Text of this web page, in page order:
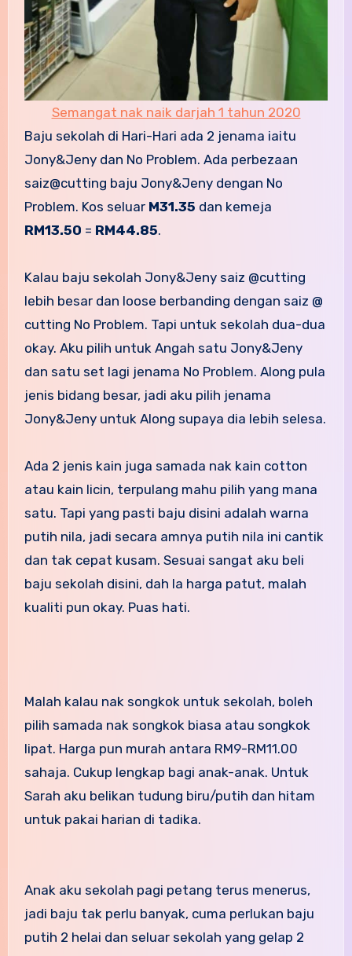
Semangat nak naik darjah 1 tahun 2020
Baju sekolah di Hari-Hari ada 2 jenama iaitu
Jony&Jeny dan No Problem. Ada perbezaan
saiz@cutting baju Jony&Jeny dengan No
Problem. Kos seluar M31.35 dan kemeja
RM13.50 = RM44.85.
Kalau baju sekolah Jony&Jeny saiz @cutting
lebih besar dan loose berbanding dengan saiz @
cutting No Problem. Tapi untuk sekolah dua-dua
okay. Aku pilih untuk Angah satu Jony&Jeny
dan satu set lagi jenama No Problem. Along pula
jenis bidang besar, jadi aku pilih jenama
Jony&Jeny untuk Along supaya dia lebih selesa.
Ada 2 jenis kain juga samada nak kain cotton
atau kain licin, terpulang mahu pilih yang mana
satu. Tapi yang pasti baju disini adalah warna
putih nila, jadi secara amnya putih nila ini cantik
dan tak cepat kusam. Sesuai sangat aku beli
baju sekolah disini, dah la harga patut, malah
kualiti pun okay. Puas hati.
Malah kalau nak songkok untuk sekolah, boleh
pilih samada nak songkok biasa atau songkok
lipat. Harga pun murah antara RM9-RM11.00
sahaja. Cukup lengkap bagi anak-anak. Untuk
Sarah aku belikan tudung biru/putih dan hitam
untuk pakai harian di tadika.
Anak aku sekolah pagi petang terus menerus,
jadi baju tak perlu banyak, cuma perlukan baju
putih 2 helai dan seluar sekolah yang gelap 2